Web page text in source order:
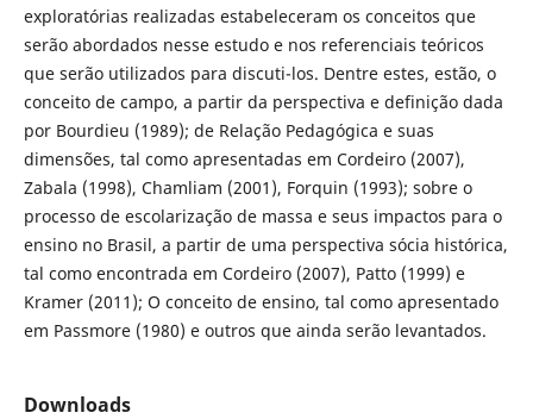
exploratórias realizadas estabeleceram os conceitos que
serão abordados nesse estudo e nos referenciais teóricos
que serão utilizados para discuti-los. Dentre estes, estão, o
conceito de campo, a partir da perspectiva e definição dada
por Bourdieu (1989); de Relação Pedagógica e suas
dimensões, tal como apresentadas em Cordeiro (2007),
Zabala (1998), Chamliam (2001), Forquin (1993); sobre o
processo de escolarização de massa e seus impactos para o
ensino no Brasil, a partir de uma perspectiva sócia histórica,
tal como encontrada em Cordeiro (2007), Patto (1999) e
Kramer (2011); O conceito de ensino, tal como apresentado
em Passmore (1980) e outros que ainda serão levantados.
Downloads